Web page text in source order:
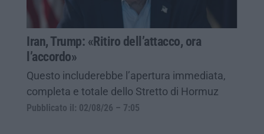
Iran, Trump: «Ritiro dell’attacco, ora
l’accordo»
Questo includerebbe l’apertura immediata,
completa e totale dello Stretto di Hormuz
Pubblicato il: 02/08/26 – 7:05